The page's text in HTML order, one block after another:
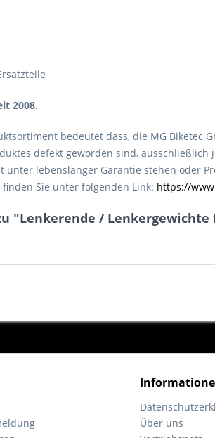
2008.
bedeutet dass, die MG Biketec
defekt geworden sind,
lebenslanger Garantie stehen oder
Sie unter folgenden Link: https://
"Lenkerende /
Über uns